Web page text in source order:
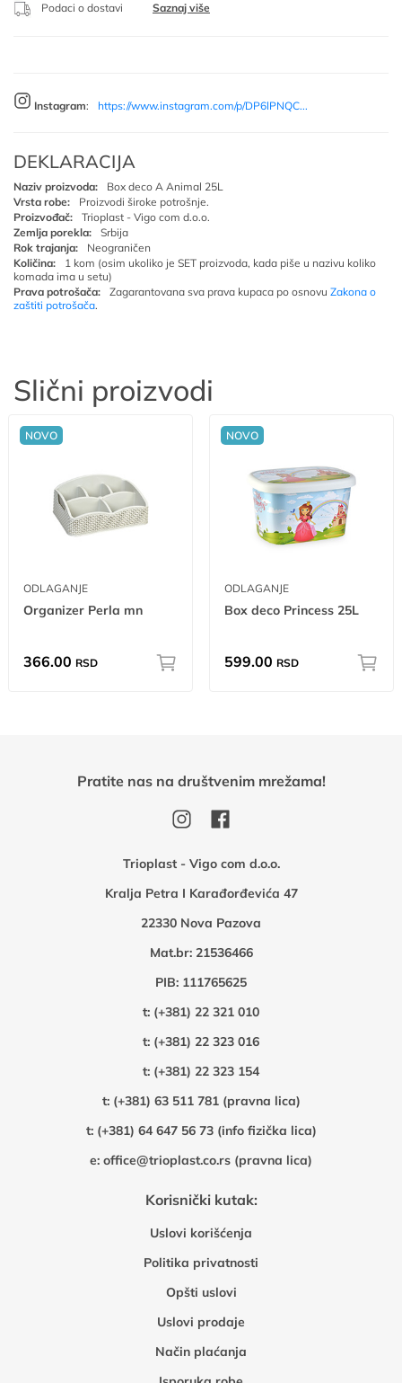
Podaci o dostavi Saznaj više
Instagram: https://www.instagram.com/p/DP6lPNQC...
DEKLARACIJA
Naziv proizvoda:
Box deco A Animal 25L
Vrsta robe:
Proizvodi široke potrošnje.
Proizvođač:
Trioplast - Vigo com d.o.o.
Zemlja porekla:
Srbija
Rok trajanja:
Neograničen
Količina:
1 kom (osim ukoliko je SET proizvoda, kada piše u nazivu koliko
komada ima u setu)
Prava potrošača:
Zagarantovana sva prava kupaca po osnovu Zakona o
zaštiti potrošača.
Slični proizvodi
NOVO
ODLAGANJE
Organizer Perla mn
366.00 RSD
NOVO
ODLAGANJE
Box deco Princess 25L
599.00 RSD
Trioplast - Vigo com d.o.o.
Kralja Petra I Karađorđevića 47
22330 Nova Pazova
Mat.br: 21536466
PIB: 111765625
t: (+381) 22 321 010
t: (+381) 22 323 016
t: (+381) 22 323 154
t: (+381) 63 511 781 (pravna lica)
t: (+381) 64 647 56 73 (info fizička lica)
e: office@trioplast.co.rs (pravna lica)
Korisnički kutak:
Uslovi korišćenja
Politika privatnosti
Opšti uslovi
Uslovi prodaje
Način plaćanja
Pratite nas na društvenim mrežama!